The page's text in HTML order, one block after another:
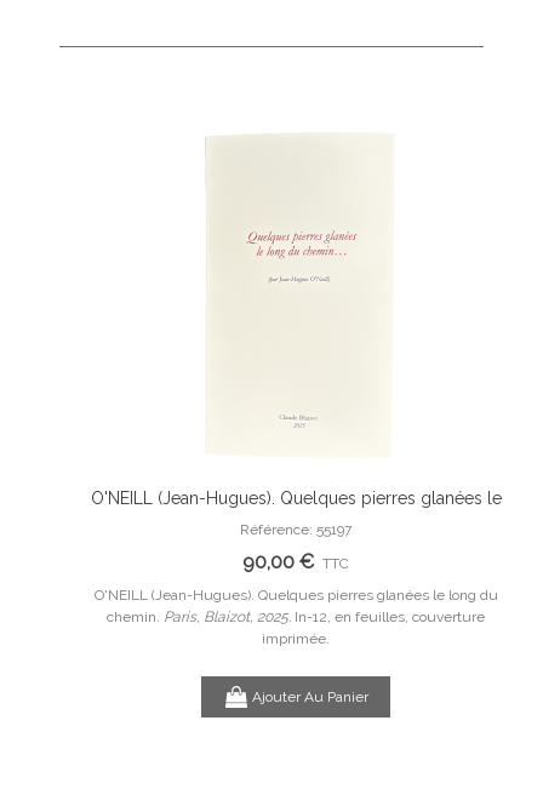
Ajouter Au Panier
O'NEILL (Jean-Hugues). Quelques pierres glanées le
long du chemin.
Référence: 55197
90,00 € TTC
O'NEILL (Jean-Hugues). Quelques pierres glanées le long du
chemin. Paris, Blaizot, 2025. In-12, en feuilles, couverture
imprimée.
Ajouter Au Panier